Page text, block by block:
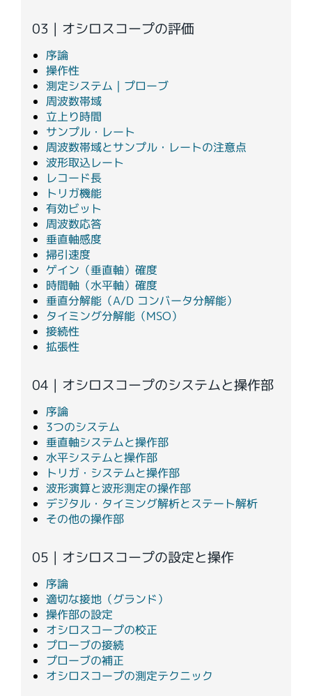
03 | オシロスコープの評価
序論
操作性
測定システム｜プローブ
周波数帯域
立上り時間
サンプル・レート
周波数帯域とサンプル・レートの注意点
波形取込レート
レコード長
トリガ機能
有効ビット
周波数応答
垂直軸感度
掃引速度
ゲイン（垂直軸）確度
時間軸（水平軸）確度
垂直分解能（A/D コンバータ分解能）
タイミング分解能（MSO）
接続性
拡張性
04 | オシロスコープのシステムと操作部
序論
3つのシステム
垂直軸システムと操作部
水平システムと操作部
トリガ・システムと操作部
波形演算と波形測定の操作部
デジタル・タイミング解析とステート解析
その他の操作部
05 | オシロスコープの設定と操作
序論
適切な接地（グランド）
操作部の設定
オシロスコープの校正
プローブの接続
プローブの補正
オシロスコープの測定テクニック